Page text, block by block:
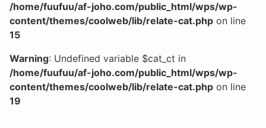
/home/fuufuu/af-joho.com/public_html/wps/wp-
content/themes/coolweb/lib/relate-cat.php on line
15
Warning: Undefined variable $cat_ct in
/home/fuufuu/af-joho.com/public_html/wps/wp-
content/themes/coolweb/lib/relate-cat.php on line
19